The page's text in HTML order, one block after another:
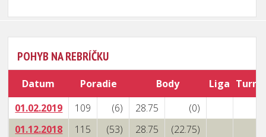
POHYB NA REBRÍČKU
Datum Poradie Body Liga
01.02.2019
109 (6) 28.75
(0)
01.12.2018
115 (53) 28.75
(22.75)